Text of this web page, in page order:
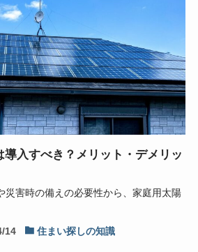
入すべき？メリット・デメリッ
災害時の備えの必要性から、家庭用太陽
14 住まい探しの知識